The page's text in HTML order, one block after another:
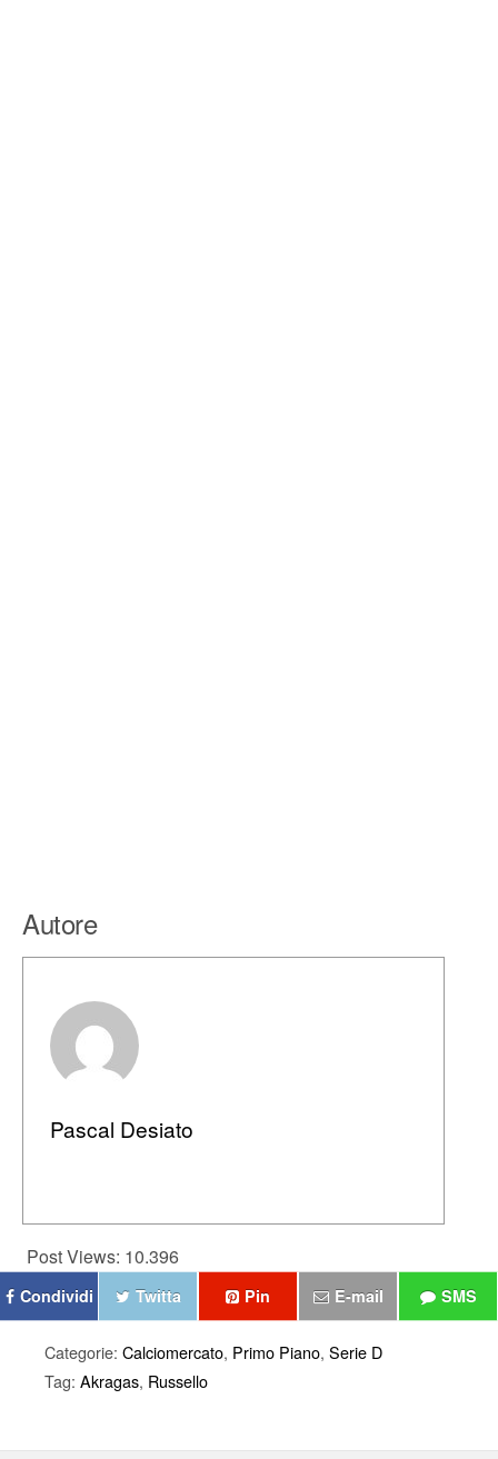
Autore
Pascal Desiato
Post Views: 10.396
Condividi Twitta Pin E-mail SMS
Categorie: Calciomercato, Primo Piano, Serie D
Tag: Akragas, Russello